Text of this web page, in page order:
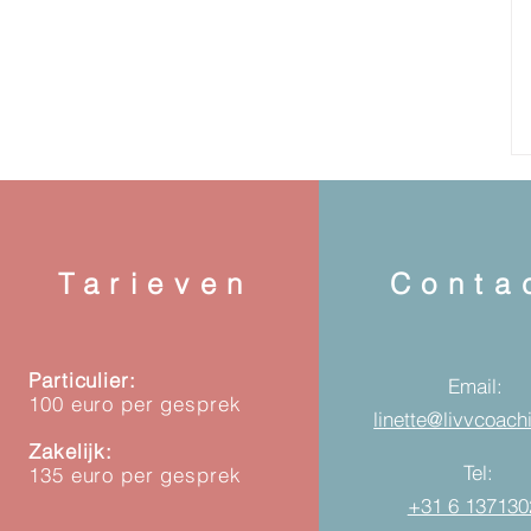
Tarieven
Particulier:
100 euro per gesprek
Zakelijk:
135 euro per gesprek
Email:
Tel:
+31 6